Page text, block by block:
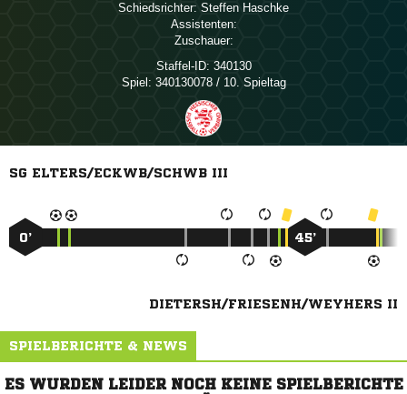
Schiedsrichter:  
Assistenten:
Zuschauer:
Staffel-ID: 340130
Spiel: 340130078 / 10. Spieltag
SG ELTERS/ECKWB/SCHWB III
0’ 45’
DIETERSH/FRIESENH/WEYHERS II
SPIELBERICHTE & NEWS
ES WURDEN LEIDER NOCH KEINE SPIELBERICHTE